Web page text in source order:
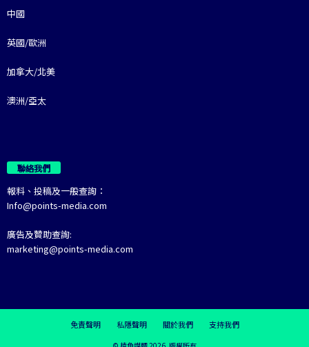
中國
英國/歐洲
加拿大/北美
澳洲/亞太
聯絡我們
報料、投稿及一般查詢：
Info@points-media.com
廣告及贊助查詢:
marketing@points-media.com
免責聲明 私隱聲明 關於我們 支持我們